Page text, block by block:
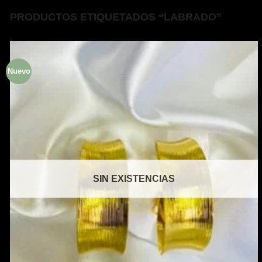
PRODUCTOS ETIQUETADOS “LABRADO”
Nuevo
SIN EXISTENCIAS